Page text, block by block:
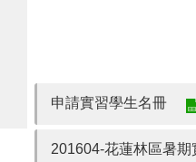
申請實習學生名冊
201604-花蓮林區暑期